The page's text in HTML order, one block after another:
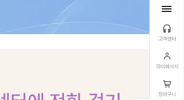
고객센터
마이페이지
장바구니